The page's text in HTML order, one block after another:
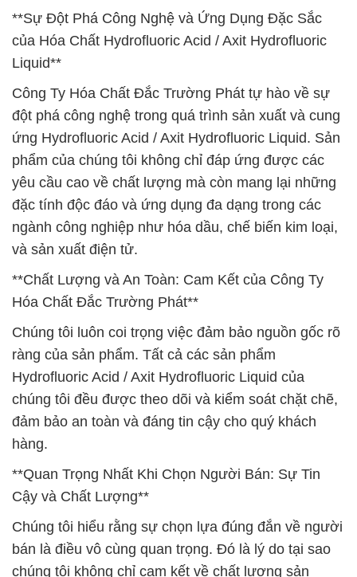
**Sự Đột Phá Công Nghệ và Ứng Dụng Đặc Sắc
của Hóa Chất Hydrofluoric Acid / Axit Hydrofluoric
Liquid**
Công Ty Hóa Chất Đắc Trường Phát tự hào về sự
đột phá công nghệ trong quá trình sản xuất và cung
ứng Hydrofluoric Acid / Axit Hydrofluoric Liquid. Sản
phẩm của chúng tôi không chỉ đáp ứng được các
yêu cầu cao về chất lượng mà còn mang lại những
đặc tính độc đáo và ứng dụng đa dạng trong các
ngành công nghiệp như hóa dầu, chế biến kim loại,
và sản xuất điện tử.
**Chất Lượng và An Toàn: Cam Kết của Công Ty
Hóa Chất Đắc Trường Phát**
Chúng tôi luôn coi trọng việc đảm bảo nguồn gốc rõ
ràng của sản phẩm. Tất cả các sản phẩm
Hydrofluoric Acid / Axit Hydrofluoric Liquid của
chúng tôi đều được theo dõi và kiểm soát chặt chẽ,
đảm bảo an toàn và đáng tin cậy cho quý khách
hàng.
**Quan Trọng Nhất Khi Chọn Người Bán: Sự Tin
Cậy và Chất Lượng**
Chúng tôi hiểu rằng sự chọn lựa đúng đắn về người
bán là điều vô cùng quan trọng. Đó là lý do tại sao
chúng tôi không chỉ cam kết về chất lượng sản